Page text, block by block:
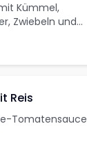
Kümmel,
Zwiebeln und
Reis
Tomatensauce